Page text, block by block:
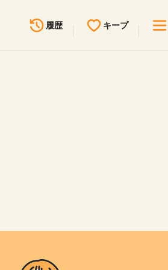
履歴 キープ
お知らせ